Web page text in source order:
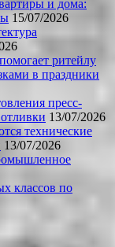
и дома:
15/07/2026
ритейлу
в праздники
пресс-
13/07/2026
технические
13/07/2026
классов по